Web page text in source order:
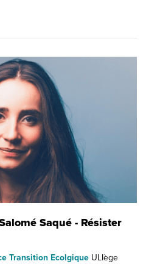
Saqué - Résister
Transition Ecolgique ULIège